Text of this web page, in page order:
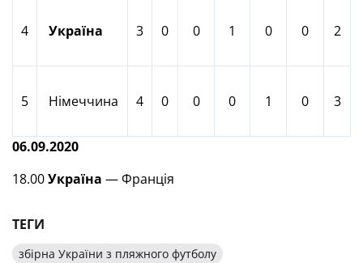
4 Україна 3 0 0 1 0 0 2
5 Німеччина 4 0 0 0 1 0 3
06.09.2020
18.00Україна — Франція
ТЕГИ
збірна України з пляжного футболу